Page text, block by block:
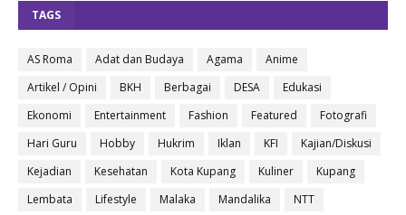
TAGS
AS Roma Adat dan Budaya Agama
Anime
Artikel / Opini
BKH Berbagai DESA
Edukasi
Ekonomi
Entertainment Fashion Featured
Fotografi
Hari Guru
Hobby Hukrim Iklan KFI
Kajian/Diskusi
Kejadian
Kesehatan Kota Kupang Kuliner
Kupang
Lembata
Lifestyle Malaka Mandalika
NTT